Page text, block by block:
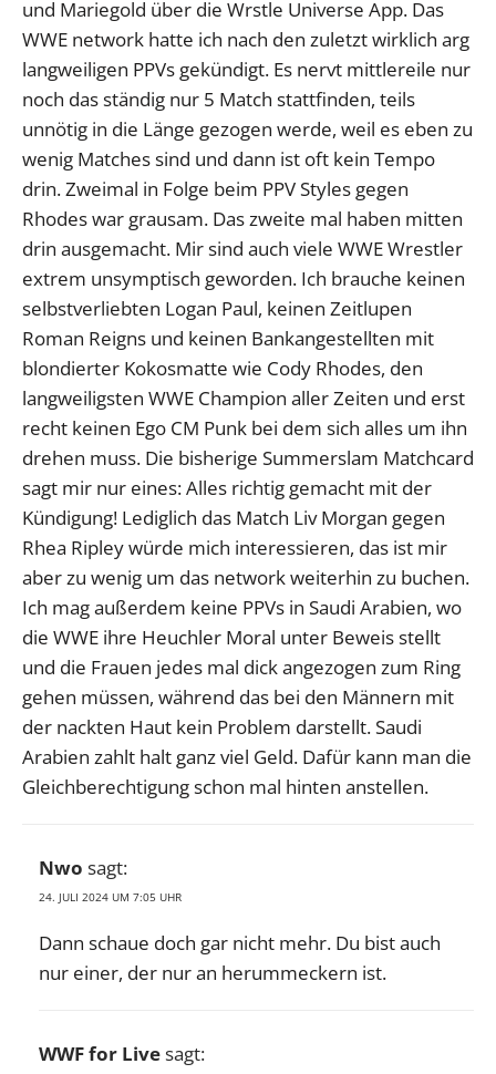
und Mariegold über die Wrstle Universe App. Das
WWE network hatte ich nach den zuletzt wirklich arg
langweiligen PPVs gekündigt. Es nervt mittlereile nur
noch das ständig nur 5 Match stattfinden, teils
unnötig in die Länge gezogen werde, weil es eben zu
wenig Matches sind und dann ist oft kein Tempo
drin. Zweimal in Folge beim PPV Styles gegen
Rhodes war grausam. Das zweite mal haben mitten
drin ausgemacht. Mir sind auch viele WWE Wrestler
extrem unsymptisch geworden. Ich brauche keinen
selbstverliebten Logan Paul, keinen Zeitlupen
Roman Reigns und keinen Bankangestellten mit
blondierter Kokosmatte wie Cody Rhodes, den
langweiligsten WWE Champion aller Zeiten und erst
recht keinen Ego CM Punk bei dem sich alles um ihn
drehen muss. Die bisherige Summerslam Matchcard
sagt mir nur eines: Alles richtig gemacht mit der
Kündigung! Lediglich das Match Liv Morgan gegen
Rhea Ripley würde mich interessieren, das ist mir
aber zu wenig um das network weiterhin zu buchen.
Ich mag außerdem keine PPVs in Saudi Arabien, wo
die WWE ihre Heuchler Moral unter Beweis stellt
und die Frauen jedes mal dick angezogen zum Ring
gehen müssen, während das bei den Männern mit
der nackten Haut kein Problem darstellt. Saudi
Arabien zahlt halt ganz viel Geld. Dafür kann man die
Gleichberechtigung schon mal hinten anstellen.
Nwo sagt:
24. JULI 2024 UM 7:05 UHR
Dann schaue doch gar nicht mehr. Du bist auch
nur einer, der nur an herummeckern ist.
WWF for Livesagt: